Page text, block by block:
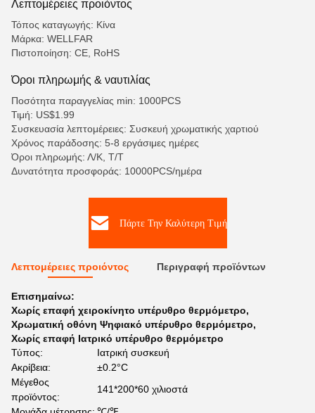
Λεπτομέρειες προιόντος
Τόπος καταγωγής: Κίνα
Μάρκα: WELLFAR
Πιστοποίηση: CE, RoHS
Όροι πληρωμής & ναυτιλίας
Ποσότητα παραγγελίας min: 1000PCS
Τιμή: US$1.99
Συσκευασία λεπτομέρειες: Συσκευή χρωματικής χαρτιού
Χρόνος παράδοσης: 5-8 εργάσιμες ημέρες
Όροι πληρωμής: Λ/Κ, Τ/Τ
Δυνατότητα προσφοράς: 10000PCS/ημέρα
Πάρτε Την Καλύτερη Τιμή
Λεπτομέρειες προιόντος Περιγραφή προϊόντων
Επισημαίνω:
Χωρίς επαφή χειροκίνητο υπέρυθρο θερμόμετρο,
Χρωματική οθόνη Ψηφιακό υπέρυθρο θερμόμετρο,
Χωρίς επαφή Ιατρικό υπέρυθρο θερμόμετρο
Τύπος:
Ιατρική συσκευή
Ακρίβεια:
±0.2°C
Μέγεθος
προϊόντος:
141*200*60 χιλιοστά